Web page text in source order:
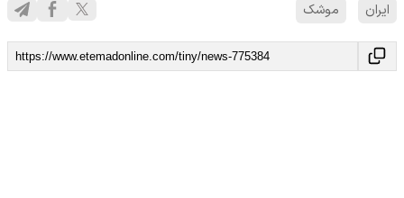
ایران موشک